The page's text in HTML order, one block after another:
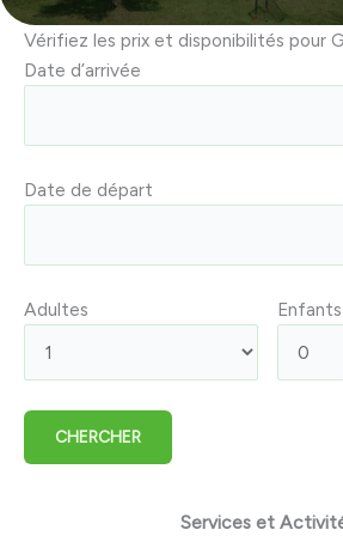
Vérifiez les prix et disponibilités pour
Date d’arrivée
Date de départ
Adultes Enfants
Services et